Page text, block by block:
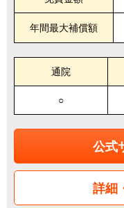
年間最大補償額
通院
○
公式
詳細